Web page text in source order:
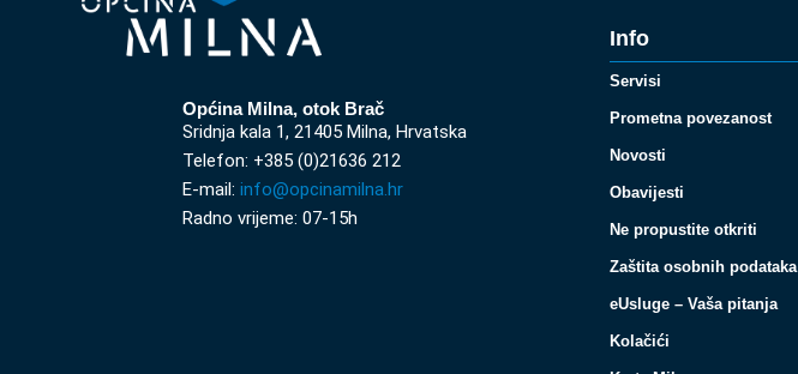
Općina Milna, otok Brač
Sridnja kala 1, 21405 Milna, Hrvatska
Telefon: +385 (0)21636 212
E-mail: info@opcinamilna.hr
Radno vrijeme: 07-15h
Info
Servisi
Prometna povezanost
Novosti
Obavijesti
Ne propustite otkriti
Zaštita osobnih podataka
eUsluge – Vaša pitanja
Kolačići